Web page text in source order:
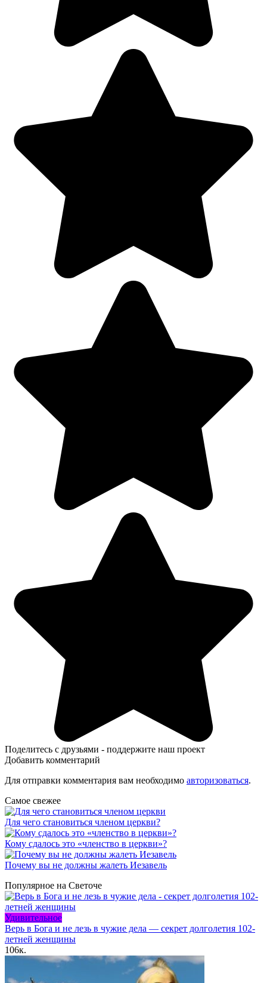
Поделитесь с друзьями - поддержите наш проект
Добавить комментарий
Для отправки комментария вам необходимо авторизоваться.
Самое свежее
Для чего становиться членом церкви?
Кому сдалось это «членство в церкви»?
Почему вы не должны жалеть Иезавель
Популярное на Светоче
Удивительное
Верь в Бога и не лезь в чужие дела — секрет долголетия 102-
летней женщины
106к.